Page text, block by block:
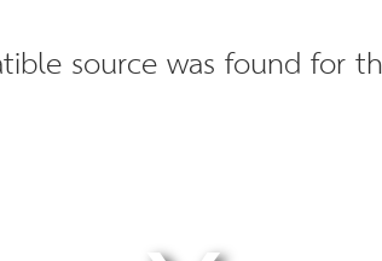
source was found for